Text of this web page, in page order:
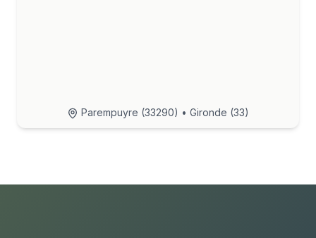
Parempuyre (33290) • Gironde (33)